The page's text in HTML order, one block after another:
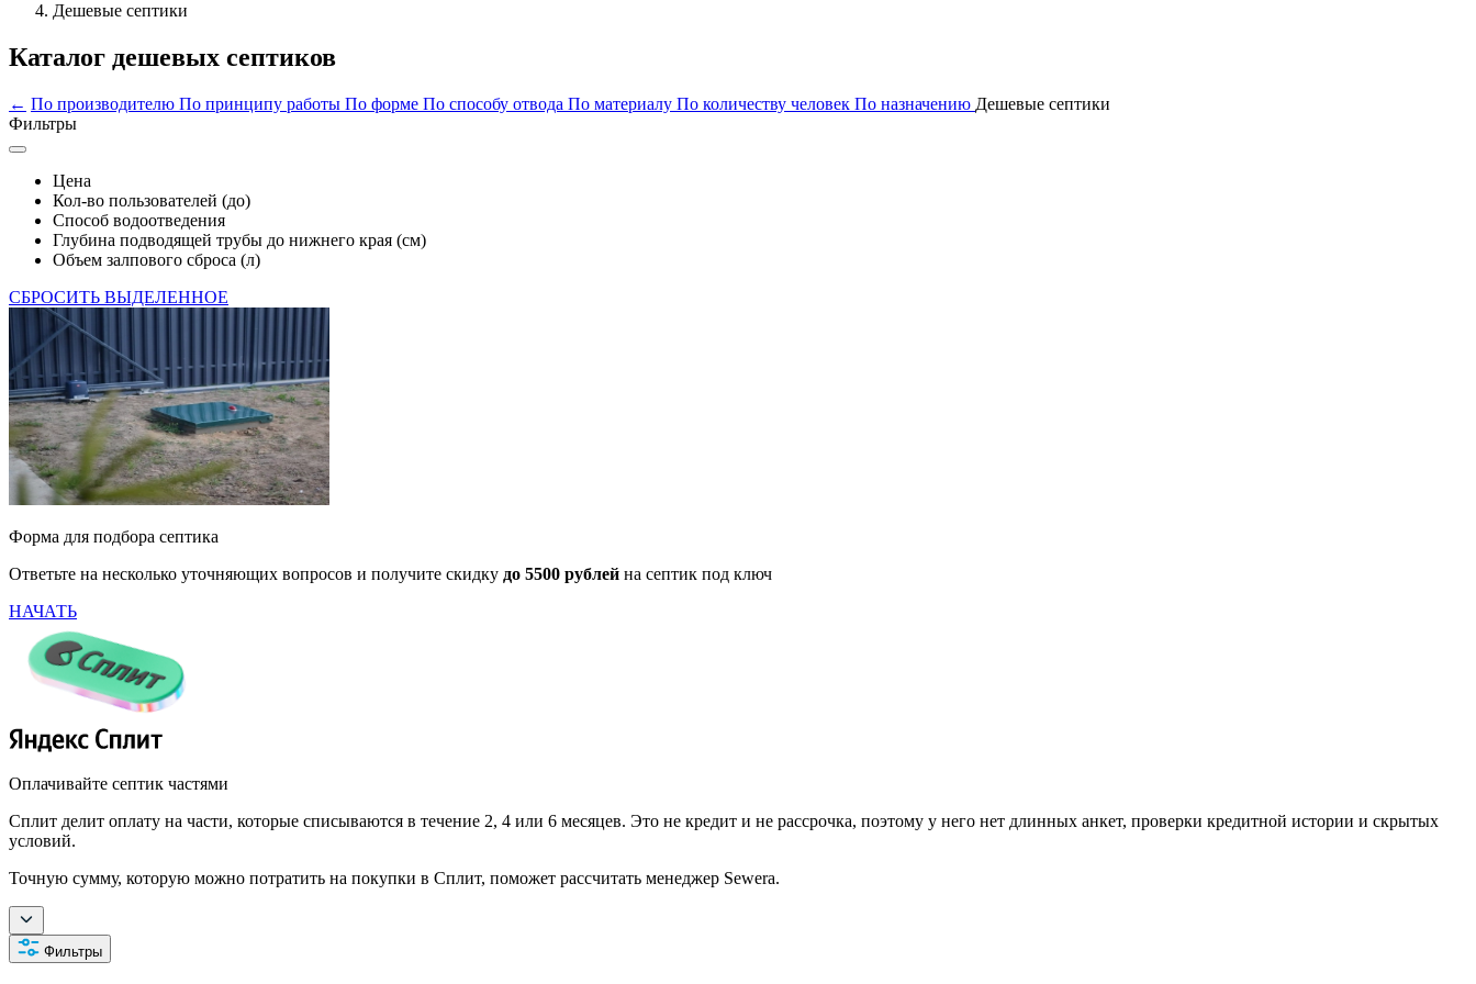
Дешевые септики
Каталог дешевых септиков
← По производителю По принципу работы По форме По способу отвода По материалу По количеству человек По назначению Дешевые септики
Фильтры
Цена
Кол-во пользователей (до)
Способ водоотведения
Глубина подводящей трубы до нижнего края (см)
Объем залпового сброса (л)
СБРОСИТЬ ВЫДЕЛЕННОЕ
Форма для подбора септика
Ответьте на несколько уточняющих вопросов и получите скидку до 5500 рублей на септик под ключ
НАЧАТЬ
Оплачивайте септик частями
Сплит делит оплату на части, которые списываются в течение 2, 4 или 6 месяцев. Это не кредит и не рассрочка, поэтому у него нет длинных анкет, проверки кредитной истории и скрытых
условий.
Точную сумму, которую можно потратить на покупки в Сплит, поможет рассчитать менеджер Sewera.
Фильтры